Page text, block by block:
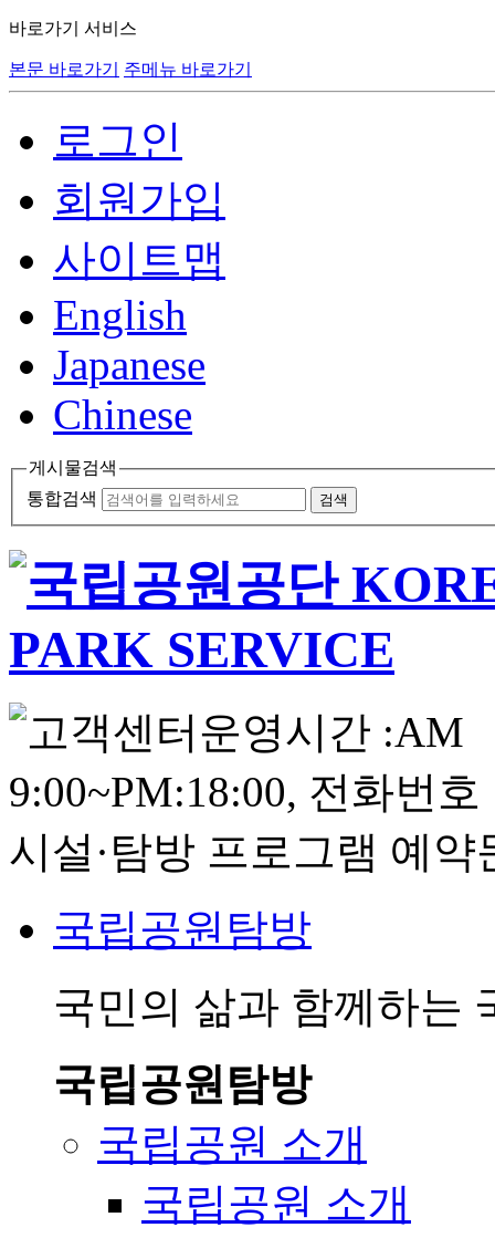
바로가기 서비스
본문 바로가기 주메뉴 바로가기
로그인
회원가입
사이트맵
English
Japanese
Chinese
게시물검색
통합검색
국립공원탐방
국민의 삶과 함께하는
국립공원탐방
국립공원 소개
국립공원 소개